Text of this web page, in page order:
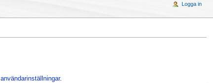
användarinställningar.
Logga in